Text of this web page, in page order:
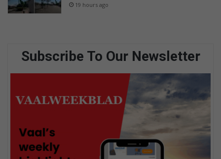
19 hours ago
Subscribe To Our Newsletter